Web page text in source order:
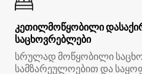
კეთილმოწყობილი
საცხოვრებლები
სრულად მოწყობილი
სამზარეულოებით და